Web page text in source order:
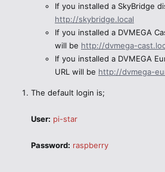
If you installed a SkyBridge
http://skybridge.local
If you installed a DVMEGA
will be http://dvmega-
If you installed a DVMEGA
URL will be http://dvmega-
The default login is;
User: pi-star
Password: raspberry